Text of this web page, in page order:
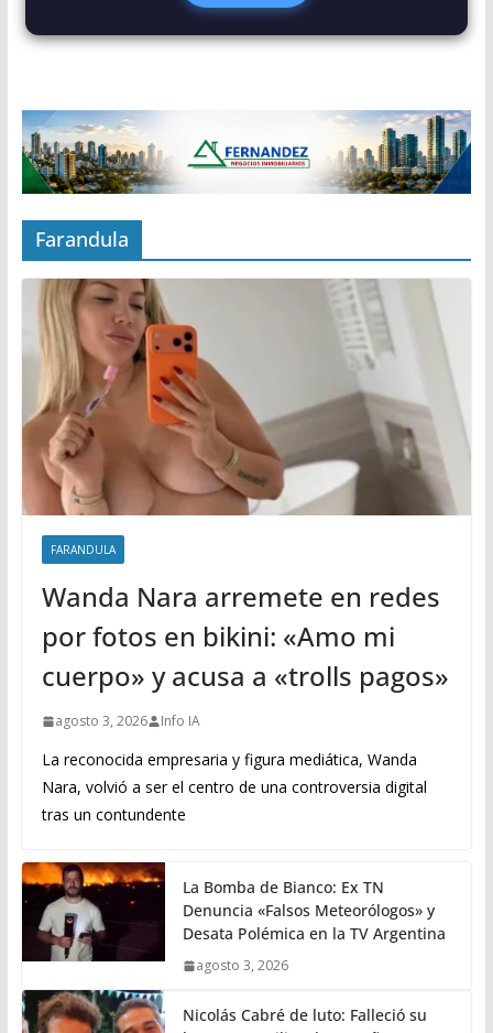
Farandula
FARANDULA
Wanda Nara arremete en redes
por fotos en bikini: «Amo mi
cuerpo» y acusa a «trolls pagos»
agosto 3, 2026 Info IA
La reconocida empresaria y figura mediática, Wanda
Nara, volvió a ser el centro de una controversia digital
tras un contundente
La Bomba de Bianco: Ex TN
Denuncia «Falsos Meteorólogos» y
Desata Polémica en la TV Argentina
agosto 3, 2026
Nicolás Cabré de luto: Falleció su